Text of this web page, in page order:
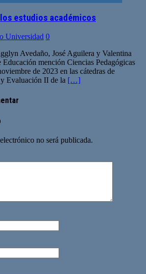
estudios académicos
Universidad 0
Avedaño, José Aguilera y Valentina
Educación mención Ciencias Pedagógicas
de 2023 en las cátedras de
Evaluación II de la […]
no será publicada.